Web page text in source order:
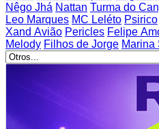
Nêgo Jhá Nattan Turma do
Leo Marques MC Leléto Psirico
Xand Avião Pericles Felipe
Melody Filhos de Jorge Marina